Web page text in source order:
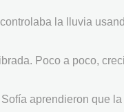
la lluvia
Poco a poco,
aprendieron que